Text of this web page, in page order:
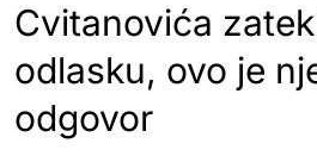
Cvitanovića
odlasku, ovo je
odgovor